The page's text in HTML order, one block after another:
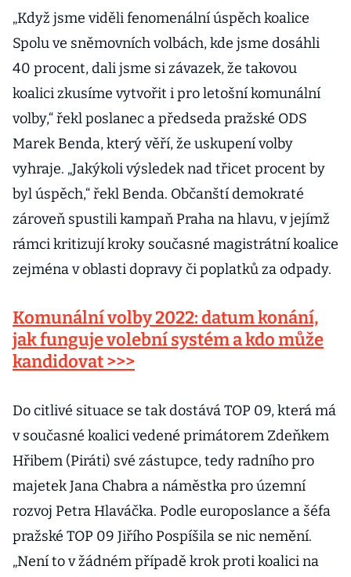
„Když jsme viděli fenomenální úspěch koalice
Spolu ve sněmovních volbách, kde jsme dosáhli
40 procent, dali jsme si závazek, že takovou
koalici zkusíme vytvořit i pro letošní komunální
volby,“ řekl poslanec a předseda pražské ODS
Marek Benda, který věří, že uskupení volby
vyhraje. „Jakýkoli výsledek nad třicet procent by
byl úspěch,“ řekl Benda. Občanští demokraté
zároveň spustili kampaň Praha na hlavu, v jejímž
rámci kritizují kroky současné magistrátní koalice
zejména v oblasti dopravy či poplatků za odpady.
Komunální volby 2022: datum konání,
jak funguje volební systém a kdo může
kandidovat >>>
Do citlivé situace se tak dostává TOP 09, která má
v současné koalici vedené primátorem Zdeňkem
Hřibem (Piráti) své zástupce, tedy radního pro
majetek Jana Chabra a náměstka pro územní
rozvoj Petra Hlaváčka. Podle europoslance a šéfa
pražské TOP 09 Jiřího Pospíšila se nic nemění.
„Není to v žádném případě krok proti koalici na